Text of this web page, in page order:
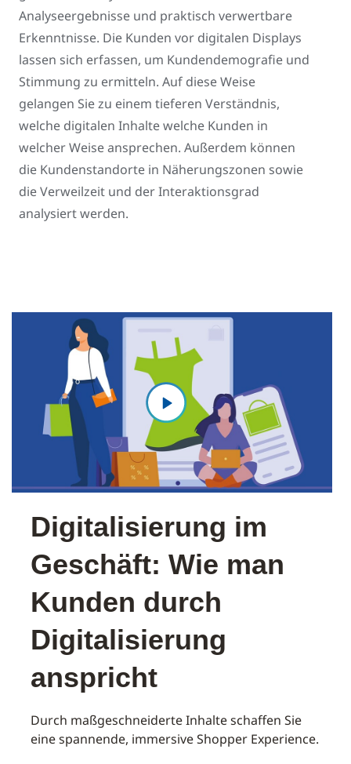
Analyseergebnisse und praktisch verwertbare
Erkenntnisse. Die Kunden vor digitalen Displays
lassen sich erfassen, um Kundendemografie und
Stimmung zu ermitteln. Auf diese Weise
gelangen Sie zu einem tieferen Verständnis,
welche digitalen Inhalte welche Kunden in
welcher Weise ansprechen. Außerdem können
die Kundenstandorte in Näherungszonen sowie
die Verweilzeit und der Interaktionsgrad
analysiert werden.
Digitalisierung im
Geschäft: Wie man
Kunden durch
Digitalisierung
anspricht
Durch maßgeschneiderte Inhalte schaffen Sie
eine spannende, immersive Shopper Experience.